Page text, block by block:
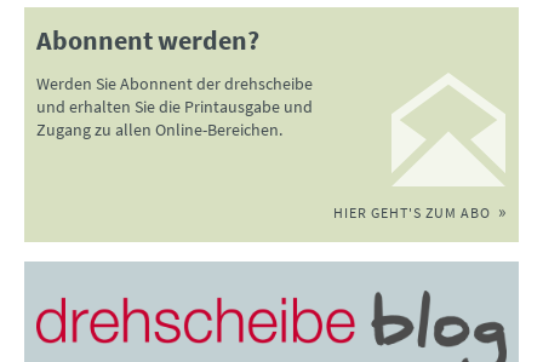
Abonnent werden?
Werden Sie Abonnent der drehscheibe
und erhalten Sie die Printausgabe und
Zugang zu allen Online-Bereichen.
HIER GEHT'S ZUM ABO